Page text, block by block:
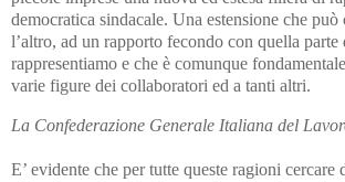
democratica sindacale. Una estensione che
l’altro, ad un rapporto fecondo con quella
rappresentiamo e che è comunque
varie figure dei collaboratori ed a tanti altri.
La Confederazione Generale Italiana del
E’ evidente che per tutte queste ragioni cercare